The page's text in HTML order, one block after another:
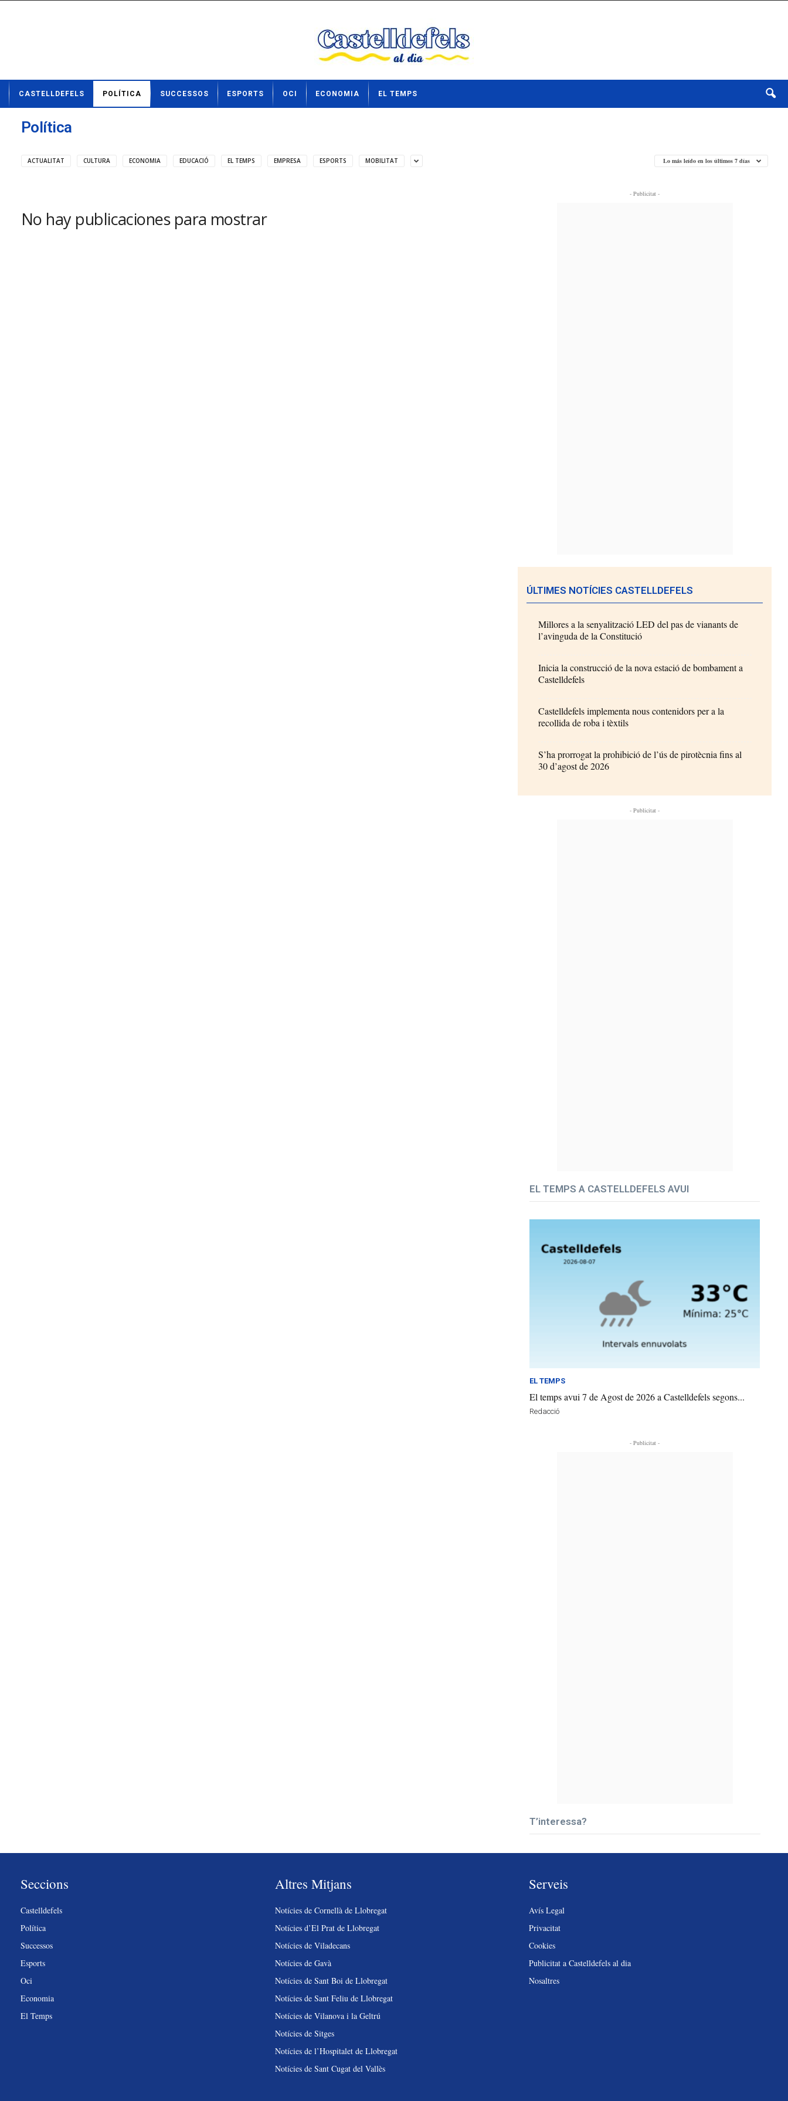
t
CASTELLDEFELS POLÍTICA SUCCESSOS ESPORTS OCI ECONOMIA EL TEMPS
Política
ACTUALITAT CULTURA ECONOMIA EDUCACIÓ EL TEMPS EMPRESA ESPORTS MOBILITAT Lo más leído en los últimos 7 días
No hay publicaciones para mostrar
- Publicitat -
ÚLTIMES NOTÍCIES CASTELLDEFELS
Millores a la senyalització LED del pas de vianants de
l’avinguda de la Constitució
Inicia la construcció de la nova estació de bombament a
Castelldefels
Castelldefels implementa nous contenidors per a la
recollida de roba i tèxtils
S’ha prorrogat la prohibició de l’ús de pirotècnia fins al
30 d’agost de 2026
- Publicitat -
EL TEMPS A CASTELLDEFELS AVUI
EL TEMPS
El temps avui 7 de Agost de 2026 a Castelldefels segons...
Redacció
- Publicitat -
T’interessa?
Seccions
Castelldefels
Política
Successos
Esports
Oci
Economia
El Temps
Altres Mitjans
Notícies de Cornellà de Llobregat
Notícies d’El Prat de Llobregat
Notícies de Viladecans
Notícies de Gavà
Notícies de Sant Boi de Llobregat
Notícies de Sant Feliu de Llobregat
Notícies de Vilanova i la Geltrú
Notícies de Sitges
Notícies de l’Hospitalet de Llobregat
Notícies de Sant Cugat del Vallès
Serveis
Avís Legal
Privacitat
Cookies
Publicitat a Castelldefels al dia
Nosaltres